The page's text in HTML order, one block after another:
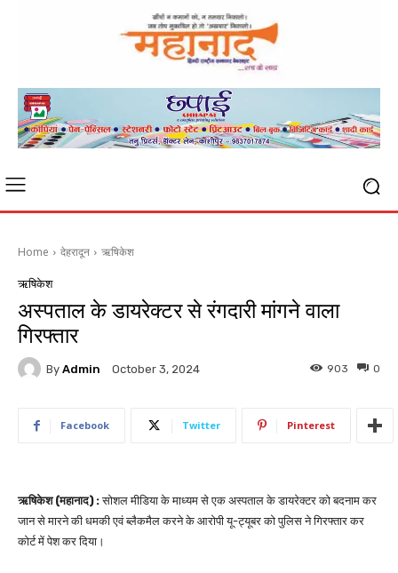
Home देहरादून ऋषिकेश
ऋषिकेश
अस्पताल के डायरेक्टर से रंगदारी मांगने वाला
गिरफ्तार
By Admin October 3, 2024 0
903
Facebook Twitter Pinterest
ऋषिकेश (महानाद) :सोशल मीडिया के माध्यम से एक अस्पताल के डायरेक्टर को बदनाम कर
जान से मारने की धमकी एवं ब्लैकमैल करने के आरोपी यू-ट्यूबर को पुलिस ने गिरफ्तार कर
कोर्ट में पेश कर दिया।